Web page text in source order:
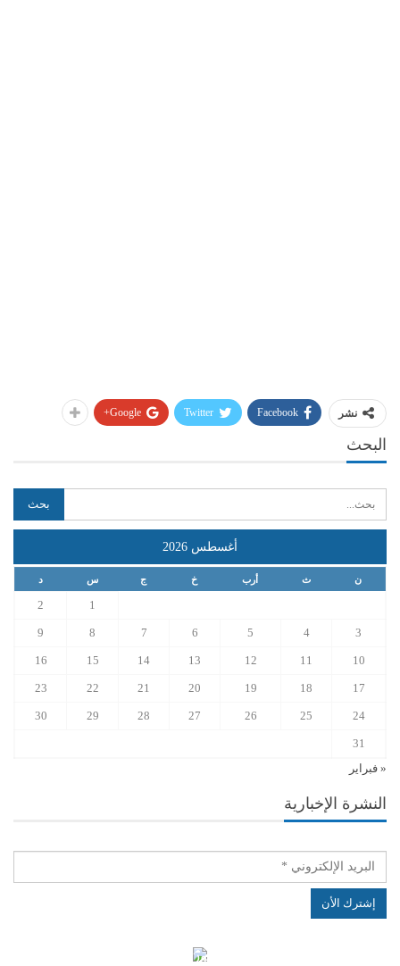
نشر Facebook
Twitter
Google+
البحث
أغسطس 2026
ن ث أرب خ ج س د
1
2
3
4
5
6
7
8
9
10
11
12
13
14
15
16
17
18
19
20
21
22
23
24
25
26
27
28
29
30
31
« فبراير
النشرة الإخبارية
الهياكل الخاضعة لقانون النفاذ إلى المعلومة